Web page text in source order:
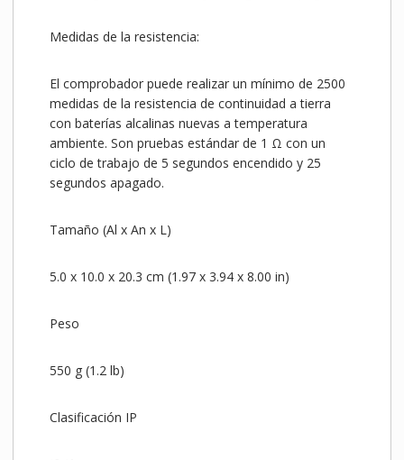
Medidas de la resistencia:
El comprobador puede realizar un mínimo de 2500
medidas de la resistencia de continuidad a tierra
con baterías alcalinas nuevas a temperatura
ambiente. Son pruebas estándar de 1 Ω con un
ciclo de trabajo de 5 segundos encendido y 25
segundos apagado.
Tamaño (Al x An x L)
5.0 x 10.0 x 20.3 cm (1.97 x 3.94 x 8.00 in)
Peso
550 g (1.2 lb)
Clasificación IP